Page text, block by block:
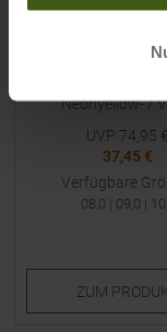
Ultra Trail
Neonyellow- /
UVP 74,95 €
37,45 €
Verfügbare
08,0 | 09,0 |
ZUM